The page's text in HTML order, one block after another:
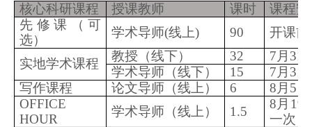
核心科研课程
授课教师 课时
课程安
先修课（可
选）
学术导师(线上) 90 开课前
实地学术课程
教授（线下） 32 7 月31
学术导师（线下）
15 7 月31
写作课程
论文导师（线上） 6 8 月5
OFFICE
HOUR
学术导师（线上） 1.5
8 月19
一次）